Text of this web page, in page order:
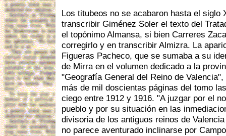
Los titubeos no se acabaron hasta el siglo
transcribir Giménez Soler el texto del
el topónimo Almansa, si bien Carreres
corregirlo y en transcribir Almizra. La
Figueras Pacheco, que se sumaba a su
de Mirra en el volumen dedicado a la
"Geografía General del Reino de
más de mil doscientas páginas del tomo
ciego entre 1912 y 1916. "A juzgar por el
pueblo y por su situación en las
divisoria de los antiguos reinos de
no parece aventurado inclinarse por